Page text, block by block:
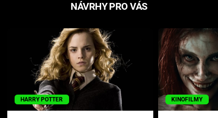
NÁVRHY PRO VÁS
HARRY POTTER KINOFILMY